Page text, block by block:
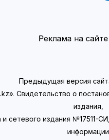
Реклама на сайте
Предыдущая версия
Свидетельство о
издания,
и сетевого издания №17511-
информации